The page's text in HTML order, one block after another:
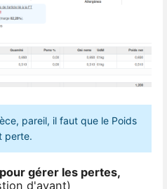
pareil, il faut que le Poids
perte.
pour gérer les pertes,
d'avant)